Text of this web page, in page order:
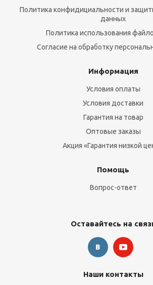
Политика конфидициальности и
данных
Политика использования
Согласие на обработку
Информация
Условия оплаты
Условия доставки
Гарантия на товар
Оптовые заказы
Акция «Гарантия низкой
Помощь
Вопрос-ответ
Оставайтесь на
Наши контакты